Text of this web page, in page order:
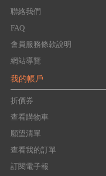
聯絡我們
FAQ
會員服務條款說明
網站導覽
我的帳戶
折價券
查看購物車
願望清單
查看我的訂單
訂閱電子報